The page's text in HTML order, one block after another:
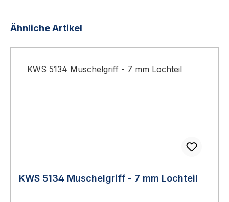
Produktgalerie überspringen
Ähnliche Artikel
KWS 5134 Muschelgriff - 7 mm Lochteil